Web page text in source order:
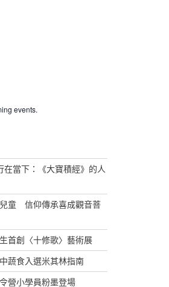
events.
當下：《大寶積經》的人
童 信仰傳承喜成觀音菩
首創〈十修歌〉藝術展
蔬食入選米其林指南
營小學員粉墨登場